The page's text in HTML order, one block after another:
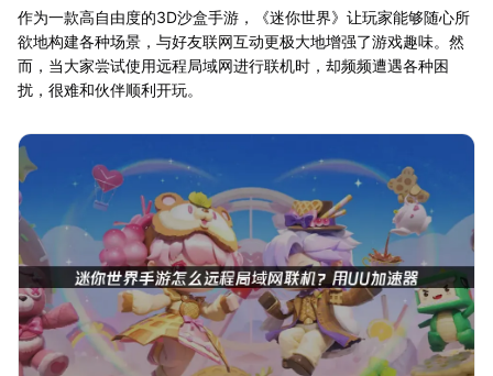
作为一款高自由度的3D沙盒手游，《迷你世界》让玩家能够随心所
欲地构建各种场景，与好友联网互动更极大地增强了游戏趣味。然
而，当大家尝试使用远程局域网进行联机时，却频频遭遇各种困
扰，很难和伙伴顺利开玩。